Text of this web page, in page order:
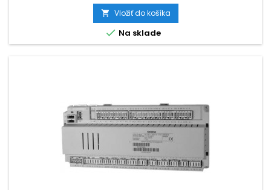
 Vložiť do košíka
 Na sklade